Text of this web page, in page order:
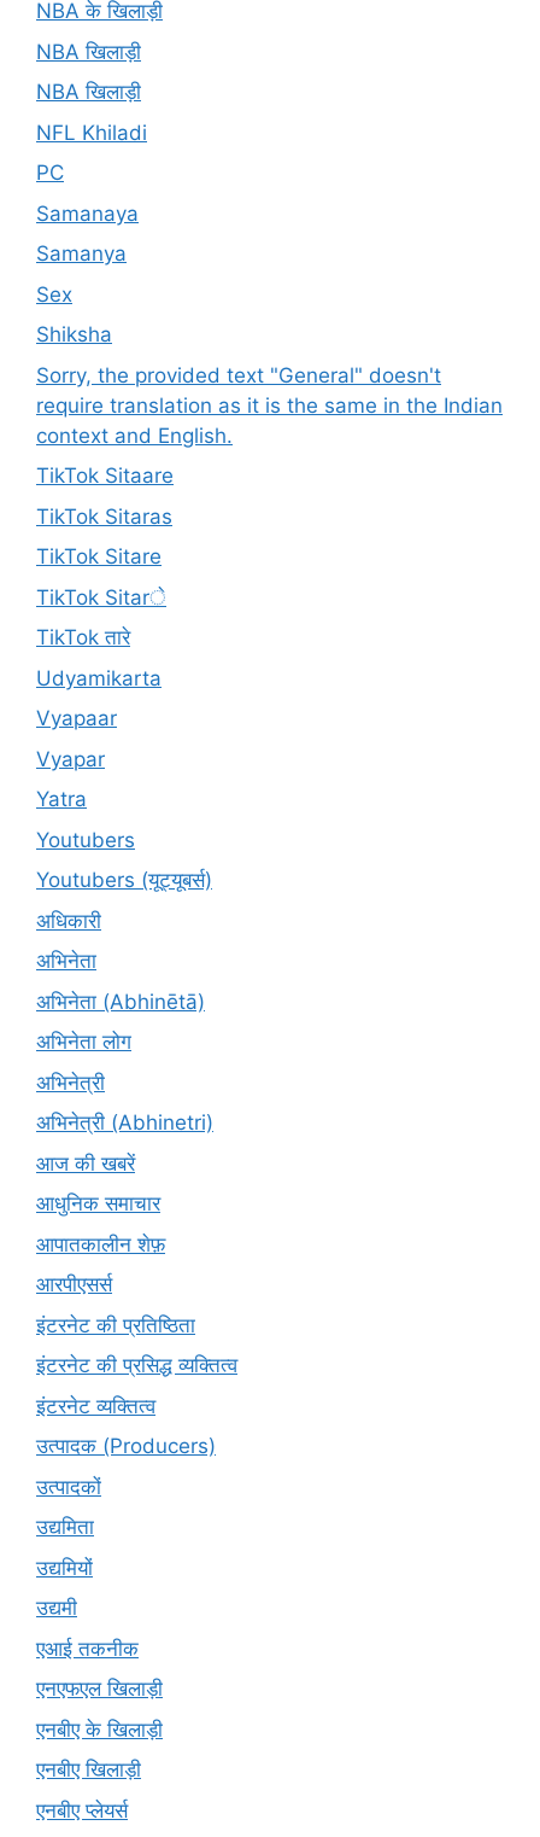
NBA के खिलाड़ी
NBA खिलाड़ी
NBA खिलाड़ी
NFL Khiladi
PC
Samanaya
Samanya
Sex
Shiksha
Sorry, the provided text "General" doesn't
require translation as it is the same in the Indian
context and English.
TikTok Sitaare
TikTok Sitaras
TikTok Sitare
TikTok Sitarे
TikTok तारे
Udyamikarta
Vyapaar
Vyapar
Yatra
Youtubers
Youtubers (यूट्यूबर्स)
अधिकारी
अभिनेता
अभिनेता (Abhinētā)
अभिनेता लोग
अभिनेत्री
अभिनेत्री (Abhinetri)
आज की खबरें
आधुनिक समाचार
आपातकालीन शेफ़
आरपीएसर्स
इंटरनेट की प्रतिष्ठिता
इंटरनेट की प्रसिद्ध व्यक्तित्व
इंटरनेट व्यक्तित्व
उत्पादक (Producers)
उत्पादकों
उद्यमिता
उद्यमियों
उद्यमी
एआई तकनीक
एनएफएल खिलाड़ी
एनबीए के खिलाड़ी
एनबीए खिलाड़ी
एनबीए प्लेयर्स